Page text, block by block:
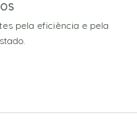
pela eficiência e pela